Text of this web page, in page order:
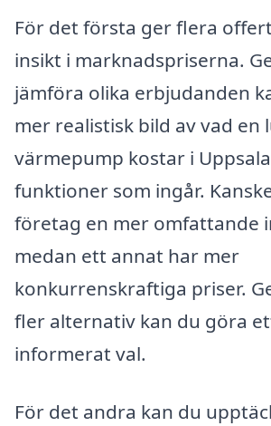
För det första ger flera
insikt i marknadspriserna.
jämföra olika erbjudanden
mer realistisk bild av vad en
värmepump kostar i
funktioner som ingår.
företag en mer omfattande
medan ett annat har mer
konkurrenskraftiga priser.
fler alternativ kan du göra
informerat val.
För det andra kan du